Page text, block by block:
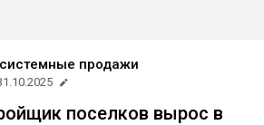
продажи
поселков вырос в